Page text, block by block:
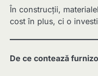
În construcții,
cost în plus, ci o
De ce contează